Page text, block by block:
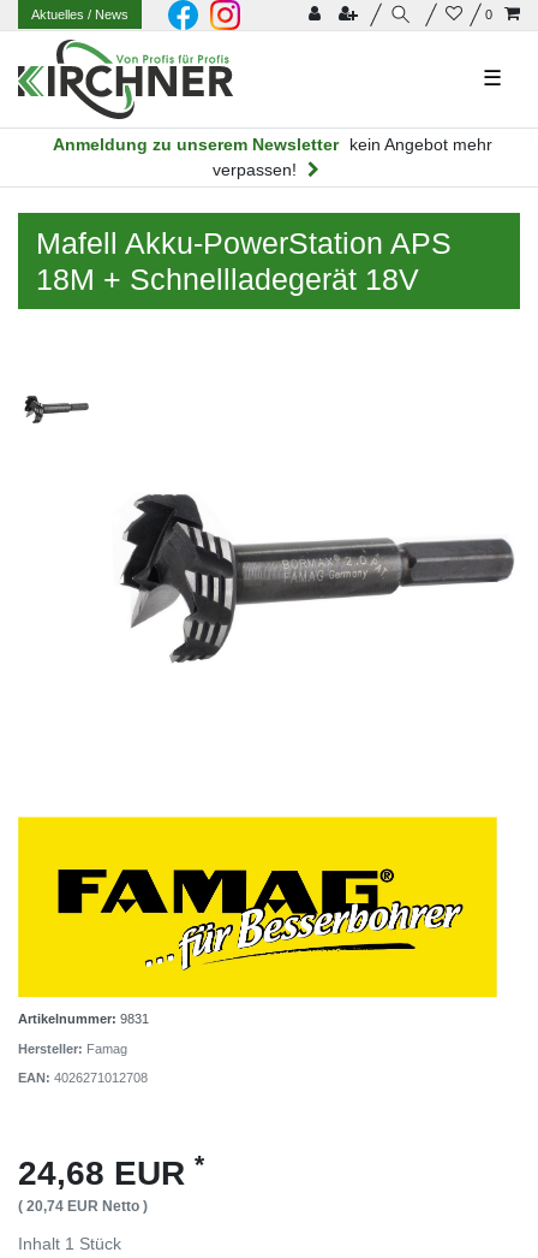
0
Aktuelles/ News
☰
Anmeldung zu unserem Newsletter
kein Angebot mehr
verpassen!
Mafell Akku-PowerStation APS
18M + Schnellladegerät 18V
Artikelnummer: 9831
Hersteller: Famag
EAN: 4026271012708
24,68 EUR *
( 20,74 EUR Netto )
Inhalt 1 Stück